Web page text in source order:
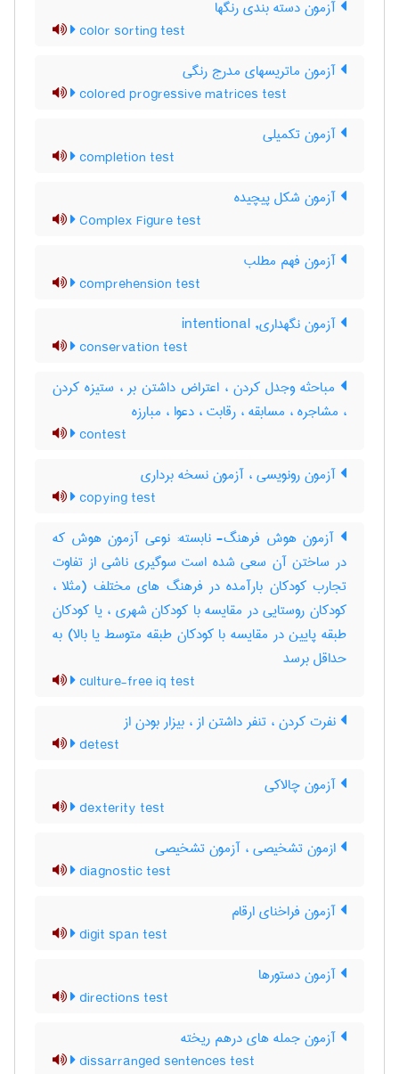
آزمون دسته بندی رنگها
color sorting test
آزمون ماتریسهای مدرج رنگی
colored progressive matrices test
آزمون تکمیلی
completion test
آزمون شكل پيچيده
Complex Figure test
آزمون فهم مطلب
comprehension test
آزمون نگهداری, intentional
conservation test
مباحثه وجدل کردن ، اعتراض داشتن بر ، ستیزه کردن
، مشاجره ، مسابقه ، رقابت ، دعوا ، مبارزه
contest
آزمون رونویسی ، آزمون نسخه برداری
copying test
آزمون هوش فرهنگ- نابسته: نوعی آزمون هوش که
در ساختن آن سعی شده است سوگیری ناشی از تفاوت
تجارب کودکان بارآمده در فرهنگ های مختلف (مثلا ،
کودکان روستایی در مقایسه با کودکان شهری ، یا کودکان
طبقه پایین در مقایسه با کودکان طبقه متوسط یا بالا) به
حداقل برسد
culture-free iq test
نفرت کردن ، تنفر داشتن از ، بیزار بودن از
detest
آزمون چالاکی
dexterity test
ازمون تشخیصی ، آزمون تشخیصی
diagnostic test
آزمون فراخنای ارقام
digit span test
آزمون دستورها
directions test
آزمون جمله های درهم ریخته
dissarranged sentences test